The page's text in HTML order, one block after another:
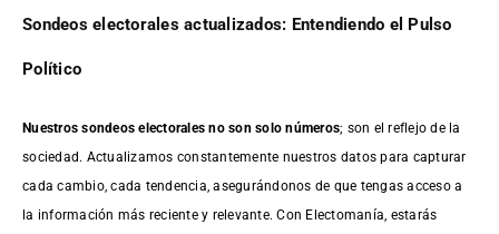
Sondeos electorales actualizados: Entendiendo el Pulso
Político
Nuestros sondeos electorales no son solo números; son el reflejo de la
sociedad. Actualizamos constantemente nuestros datos para capturar
cada cambio, cada tendencia, asegurándonos de que tengas acceso a
la información más reciente y relevante. Con Electomanía, estarás